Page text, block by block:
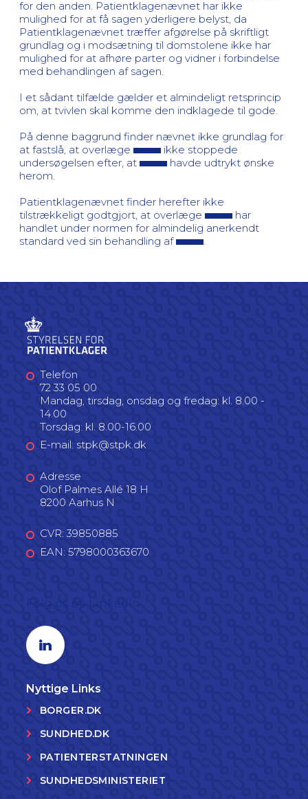
for den anden. Patientklagenævnet har ikke
mulighed for at få sagen yderligere belyst, da
Patientklagenævnet træffer afgørelse på skriftligt
grundlag og i modsætning til domstolene ikke har
mulighed for at afhøre parter og vidner i forbindelse
med behandlingen af sagen.
I et sådant tilfælde gælder et almindeligt retsprincip
om, at tvivlen skal komme den indklagede til gode.
På denne baggrund finder nævnet ikke grundlag for
at fastslå, at overlæge
ikke stoppede
undersøgelsen efter, at
havde udtrykt ønske
herom.
Patientklagenævnet finder herefter ikke
tilstrækkeligt godtgjort, at overlæge
har
handlet under normen for almindelig anerkendt
standard ved sin behandling af
Telefon
72 33 05 00
Mandag, tirsdag, onsdag og fredag: kl. 8.00 -
14.00
Torsdag: kl. 8.00-16.00
E-mail: stpk@stpk.dk
Adresse
Olof Palmes Allé 18 H
8200 Aarhus N
CVR: 39850885
EAN: 5798000363670
Linkedin profil
Nyttige Links
BORGER.DK
SUNDHED.DK
PATIENTERSTATNINGEN
SUNDHEDSMINISTERIET